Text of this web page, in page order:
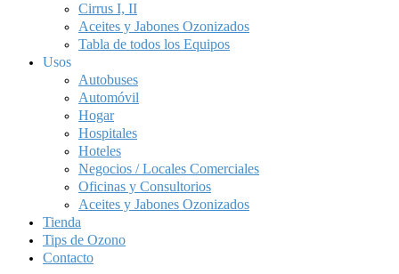
Cirrus I, II
Aceites y Jabones Ozonizados
Tabla de todos los Equipos
Usos
Autobuses
Automóvil
Hogar
Hospitales
Hoteles
Negocios / Locales Comerciales
Oficinas y Consultorios
Aceites y Jabones Ozonizados
Tienda
Tips de Ozono
Contacto